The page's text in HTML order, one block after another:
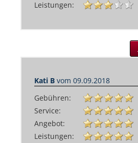
Leistungen:
Kati B vom 09.09.2018
Gebühren:
Service:
Angebot:
Leistungen: